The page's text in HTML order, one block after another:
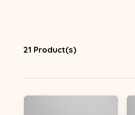
21 Product(s)